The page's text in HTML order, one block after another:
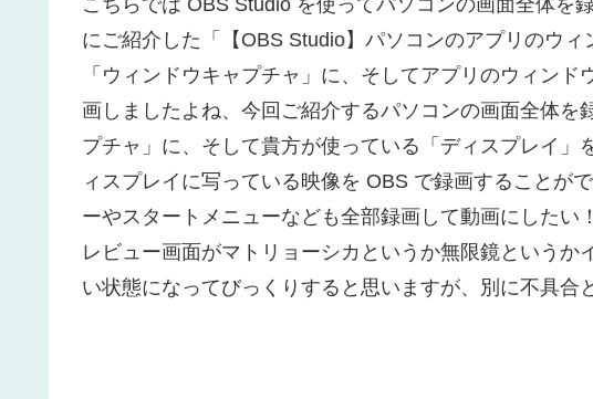
こちらでは OBS Studio を使ってパソコンの画面全体を
にご紹介した「【OBS Studio】パソコンのアプリのウ
「ウィンドウキャプチャ」に、そしてアプリのウィン
画しましたよね、今回ご紹介するパソコンの画面全体を
プチャ」に、そして貴方が使っている「ディスプレイ」
ィスプレイに写っている映像を OBS で録画することが
ーやスタートメニューなども全部録画して動画にしたい
レビュー画面がマトリョーシカというか無限鏡という
い状態になってびっくりすると思いますが、別に不具合